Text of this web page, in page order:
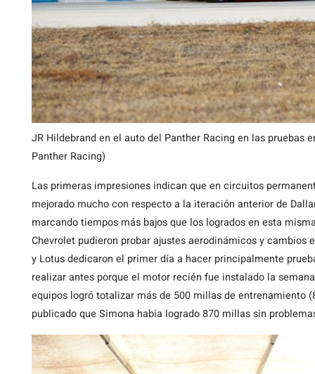
JR Hildebrand en el auto del Panther Racing en las pruebas
Panther Racing)
Las primeras impresiones indican que en circuitos
mejorado mucho con respecto a la iteración anterior de
marcando tiempos más bajos que los logrados en esta
Chevrolet pudieron probar ajustes aerodinámicos y cambios
y Lotus dedicaron el primer día a hacer principalmente
realizar antes porque el motor recién fue instalado la
equipos logró totalizar más de 500 millas de entrenamiento
publicado que Simona había logrado 870 millas sin